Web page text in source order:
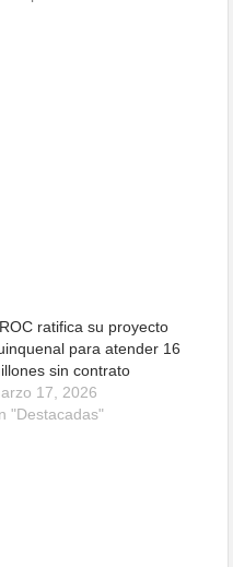
ratifica su proyecto
para atender 16
sin contrato
17, 2026
"Destacadas"